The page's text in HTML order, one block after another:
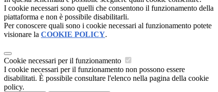
I cookie necessari sono quelli che consentono il funzionamento della
piattaforma e non è possibile disabilitarli.
Per conoscere quali sono i cookie necessari al funzionamento potete
visionare la COOKIE POLICY.
Cookie necessari per il funzionamento
I cookie necessari per il funzionamento non possono essere
disabilitati. È possibile consultare l'elenco nella pagina della cookie
policy.